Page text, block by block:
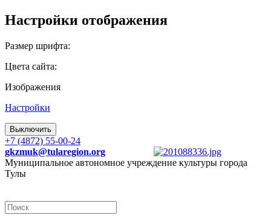
Настройки отображения
Размер шрифта:
Цвета сайта:
Изображения
Настройки
Выключить
+7 (4872) 55-00-24
gkzmuk@tularegion.org
Муниципальное автономное учреждение культуры города
Тулы